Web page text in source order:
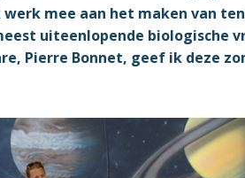
mee aan het maken van
uiteenlopende biologische
Pierre Bonnet, geef ik deze